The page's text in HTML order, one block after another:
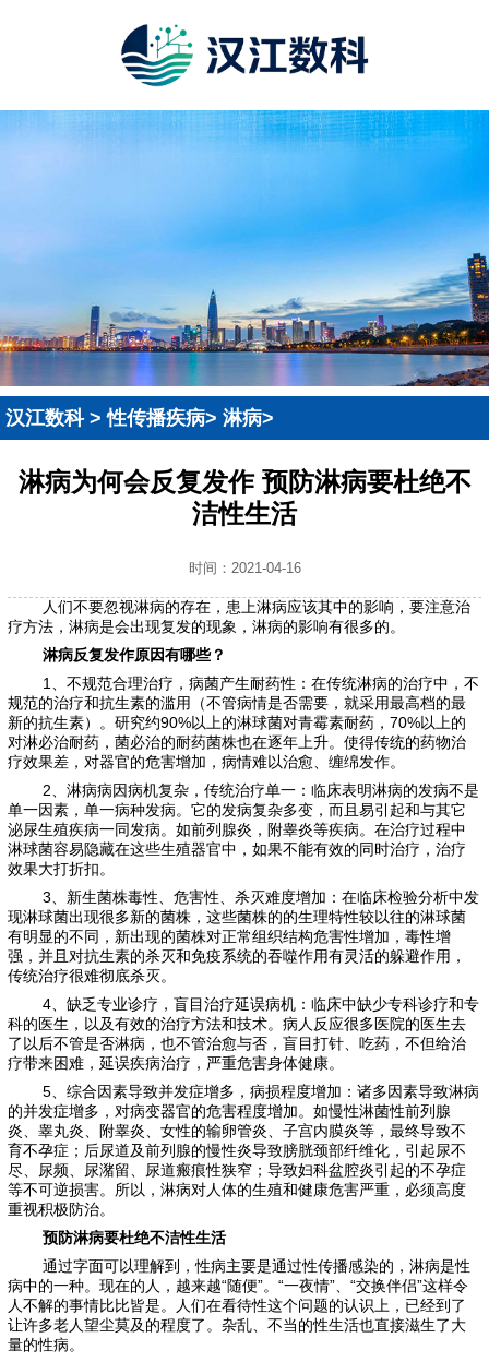
汉江数科>性传播疾病>淋病>
淋病为何会反复发作 预防淋病要杜绝不
洁性生活
时间：2021-04-16
人们不要忽视淋病的存在，患上淋病应该其中的影响，要注意治
疗方法，淋病是会出现复发的现象，淋病的影响有很多的。
淋病反复发作原因有哪些？
1、不规范合理治疗，病菌产生耐药性：在传统淋病的治疗中，不
规范的治疗和抗生素的滥用（不管病情是否需要，就采用最高档的最
新的抗生素）。研究约90%以上的淋球菌对青霉素耐药，70%以上的
对淋必治耐药，菌必治的耐药菌株也在逐年上升。使得传统的药物治
疗效果差，对器官的危害增加，病情难以治愈、缠绵发作。
2、淋病病因病机复杂，传统治疗单一：临床表明淋病的发病不是
单一因素，单一病种发病。它的发病复杂多变，而且易引起和与其它
泌尿生殖疾病一同发病。如前列腺炎，附睾炎等疾病。在治疗过程中
淋球菌容易隐藏在这些生殖器官中，如果不能有效的同时治疗，治疗
效果大打折扣。
3、新生菌株毒性、危害性、杀灭难度增加：在临床检验分析中发
现淋球菌出现很多新的菌株，这些菌株的的生理特性较以往的淋球菌
有明显的不同，新出现的菌株对正常组织结构危害性增加，毒性增
强，并且对抗生素的杀灭和免疫系统的吞噬作用有灵活的躲避作用，
传统治疗很难彻底杀灭。
4、缺乏专业诊疗，盲目治疗延误病机：临床中缺少专科诊疗和专
科的医生，以及有效的治疗方法和技术。病人反应很多医院的医生去
了以后不管是否淋病，也不管治愈与否，盲目打针、吃药，不但给治
疗带来困难，延误疾病治疗，严重危害身体健康。
5、综合因素导致并发症增多，病损程度增加：诸多因素导致淋病
的并发症增多，对病变器官的危害程度增加。如慢性淋菌性前列腺
炎、睾丸炎、附睾炎、女性的输卵管炎、子宫内膜炎等，最终导致不
育不孕症；后尿道及前列腺的慢性炎导致膀胱颈部纤维化，引起尿不
尽、尿频、尿潴留、尿道瘢痕性狭窄；导致妇科盆腔炎引起的不孕症
等不可逆损害。所以，淋病对人体的生殖和健康危害严重，必须高度
重视积极防治。
预防淋病要杜绝不洁性生活
通过字面可以理解到，性病主要是通过性传播感染的，淋病是性
病中的一种。现在的人，越来越“随便”。“一夜情”、“交换伴侣”这样令
人不解的事情比比皆是。人们在看待性这个问题的认识上，已经到了
让许多老人望尘莫及的程度了。杂乱、不当的性生活也直接滋生了大
量的性病。